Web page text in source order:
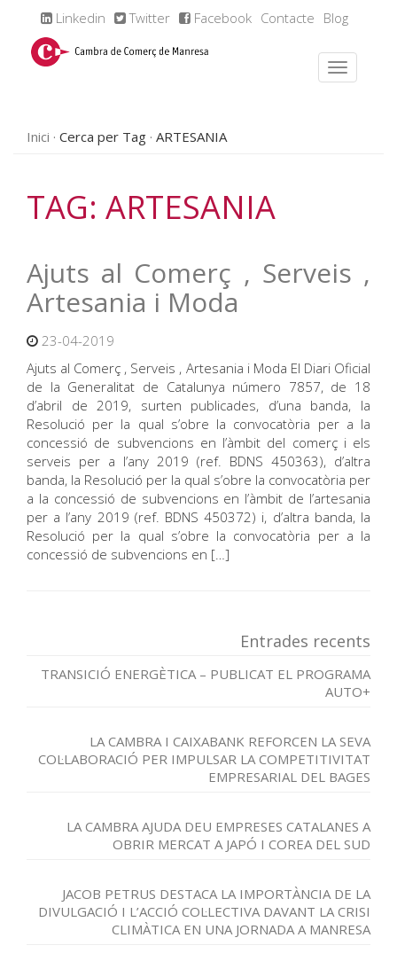
Linkedin Twitter Facebook Contacte Blog
Inici Cerca per Tag ARTESANIA
TAG: ARTESANIA
Ajuts al Comerç , Serveis ,
Artesania i Moda
23-04-2019
Ajuts al Comerç , Serveis , Artesania i Moda El Diari Oficial
de la Generalitat de Catalunya número 7857, de 18
d’abril de 2019, surten publicades, d’una banda, la
Resolució per la qual s’obre la convocatòria per a la
concessió de subvencions en l’àmbit del comerç i els
serveis per a l’any 2019 (ref. BDNS 450363), d’altra
banda, la Resolució per la qual s’obre la convocatòria per
a la concessió de subvencions en l’àmbit de l’artesania
per a l’any 2019 (ref. BDNS 450372) i, d’altra banda, la
Resolució per la qual s’obre la convocatòria per a la
concessió de subvencions en […]
Entrades recents
TRANSICIÓ ENERGÈTICA – PUBLICAT EL PROGRAMA
AUTO+
LA CAMBRA I CAIXABANK REFORCEN LA SEVA
COL·LABORACIÓ PER IMPULSAR LA COMPETITIVITAT
EMPRESARIAL DEL BAGES
LA CAMBRA AJUDA DEU EMPRESES CATALANES A
OBRIR MERCAT A JAPÓ I COREA DEL SUD
JACOB PETRUS DESTACA LA IMPORTÀNCIA DE LA
DIVULGACIÓ I L’ACCIÓ COL·LECTIVA DAVANT LA CRISI
CLIMÀTICA EN UNA JORNADA A MANRESA